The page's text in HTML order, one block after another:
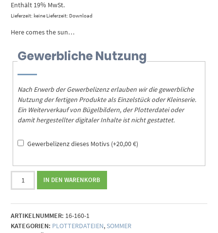
Enthält 19% MwSt.
Lieferzeit: keine Lieferzeit: Download
Here comes the sun…
Gewerbliche Nutzung
Nach Erwerb der Gewerbelizenz erlauben wir die gewerbliche
Nutzung der fertigen Produkte als Einzelstück oder Kleinserie.
Ein Weiterverkauf von Bügelbildern, der Plotterdatei oder
damit hergestellter digitaler Inhalte ist nicht gestattet.
Gewerbelizenz dieses Motivs (+20,00€)
Plotterdatei
Summerlines
IN DEN WARENKORB
ARTIKELNUMMER: 16-160-1
KATEGORIEN: PLOTTERDATEIEN, SOMMER